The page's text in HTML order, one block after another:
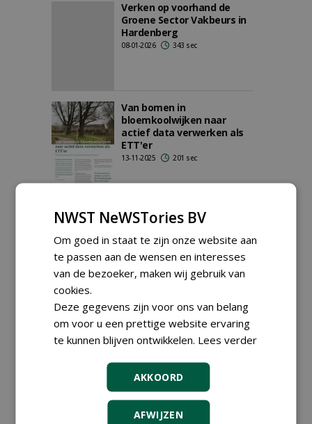
Verken op voorhand de
Groene Sector Vakbeurs in
Hardenberg
08-01-2026 343 sec
Van bomen in
bloemkoolwijken naar
actief data verwerken als
ETT'er
13-11-2025 201 sec
beweging
QTRA: nieuwe manier om
boomfalen te beoordelen
10-07-2025
Conditiemeting volgens
NEN 2767
NWST NeWSTories BV
Om goed in staat te zijn onze website aan
te passen aan de wensen en interesses
van de bezoeker, maken wij gebruik van
cookies.
Deze gegevens zijn voor ons van belang
om voor u een prettige website ervaring
te kunnen blijven ontwikkelen. Lees verder
AKKOORD
AFWIJZEN